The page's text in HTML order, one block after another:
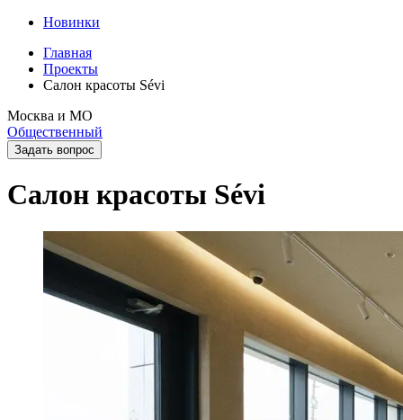
Новинки
Главная
Проекты
Салон красоты Sévi
Москва и МО
Общественный
Задать вопрос
Салон красоты Sévi